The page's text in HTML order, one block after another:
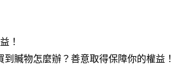
！
到贓物怎麼辦？善意取得保障你的權益！